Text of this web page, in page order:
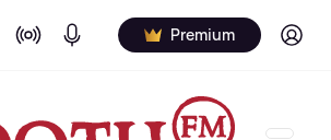
On Air Podcasts Premium Log in